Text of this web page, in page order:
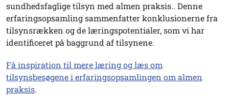
sundhedsfaglige tilsyn med almen praksis.. Denne
erfaringsopsamling sammenfatter konklusionerne fra
tilsynsrækken og de læringspotentialer, som vi har
identificeret på baggrund af tilsynene.
Få inspiration til mere læring og læs om
tilsynsbesøgene i erfaringsopsamlingen om almen
praksis.